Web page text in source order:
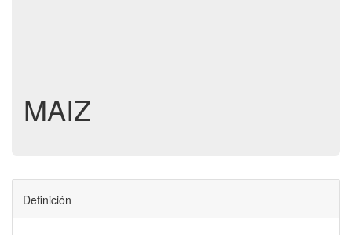
MAIZ
Definición